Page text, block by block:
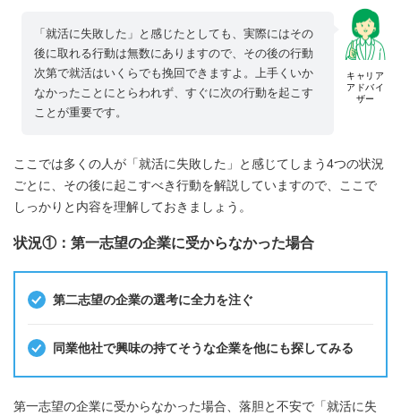
キャリア
アドバイ
ザー
「就活に失敗した」と感じたとしても、実際にはその
後に取れる行動は無数にありますので、その後の行動
次第で就活はいくらでも挽回できますよ。上手くいか
なかったことにとらわれず、すぐに次の行動を起こす
ことが重要です。
ここでは多くの人が「就活に失敗した」と感じてしまう4つの状況
ごとに、その後に起こすべき行動を解説していますので、ここで
しっかりと内容を理解しておきましょう。
状況①：第一志望の企業に受からなかった場合
第二志望の企業の選考に全力を注ぐ
同業他社で興味の持てそうな企業を他にも探してみる
第一志望の企業に受からなかった場合、落胆と不安で「就活に失